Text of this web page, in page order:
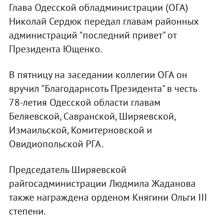
Глава Одесской обладминистрации (ОГА)
Николай Сердюк передал главам районных
администраций "последний привет" от
Президента Ющенко.
В пятницу на заседании коллегии ОГА он
вручил "Благодарнсоть Президента" в честь
78-летия Одесской области главам
Беляевской, Савранской, Ширяевской,
Измаильской, Комитерновской и
Овидиопольской РГА.
Председатель Ширяевской
райгосадминистрации Людмила Жаданова
также награждена орденом Княгини Ольги III
степени.